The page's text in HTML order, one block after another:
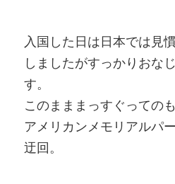
入国した日は日本では見
しましたがすっかりおな
す。
このまままっすぐっての
アメリカンメモリアルパ
迂回。